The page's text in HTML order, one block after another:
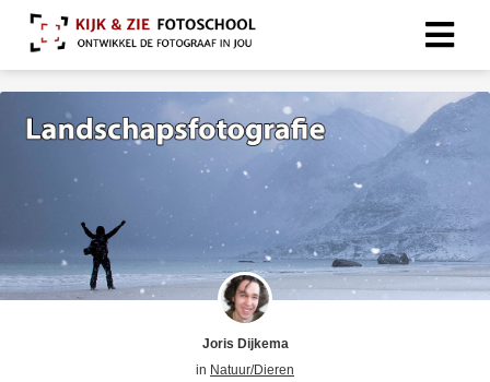
Joris Dijkema
in Natuur/Dieren